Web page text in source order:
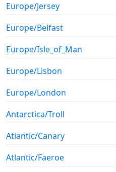
Europe/Jersey
Europe/Belfast
Europe/Isle_of_Man
Europe/Lisbon
Europe/London
Antarctica/Troll
Atlantic/Canary
Atlantic/Faeroe